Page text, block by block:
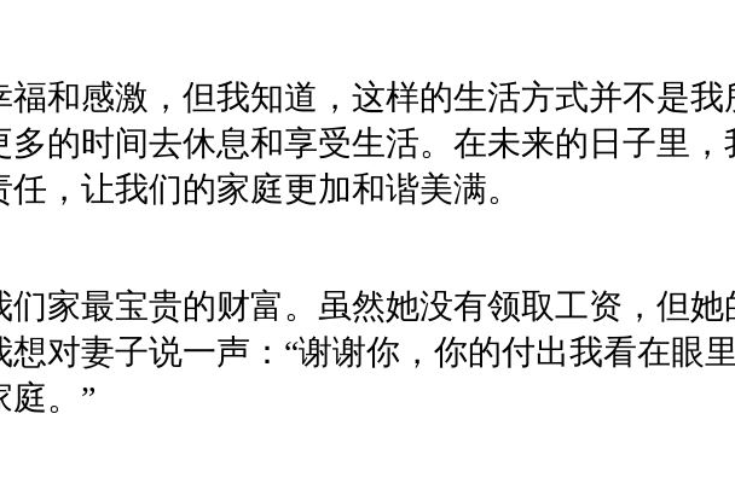
和感激，但我知道，这样的生活方式并不是
的时间去休息和享受生活。在未来的日子里
，让我们的家庭更加和谐美满。
家最宝贵的财富。虽然她没有领取工资，但
对妻子说一声：“谢谢你，你的付出我看在眼
庭。”